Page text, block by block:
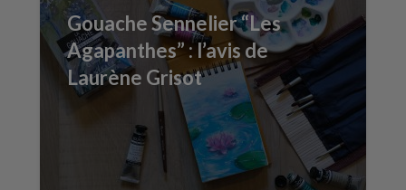
Gouache Sennelier “Les
Agapanthes” : l’avis de
Laurène Grisot